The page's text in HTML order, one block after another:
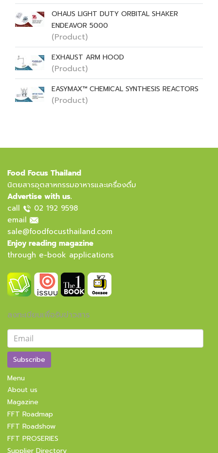
OHAUS LIGHT DUTY ORBITAL SHAKER
ENDEAVOR 5000
(Product)
EXHAUST ARM HOOD
(Product)
EASYMAX™ CHEMICAL SYNTHESIS REACTORS
(Product)
Food Focus Thailand
นิตยสารอุตสาหกรรมอาหารและเครื่องดื่ม
Advertise with us.
call
02 192 9598
email
sale@foodfocusthailand.com
Enjoy reading magazine
through e-book applications
ลงทะเบียนเพื่อรับข่าวสาร
Subscribe
Menu
About us
Magazine
FFT Roadmap
FFT Roadshow
FFT PROSERIES
Supplier Directory